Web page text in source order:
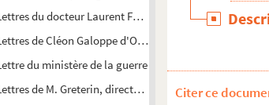
du docteur Laurent Fossati
de Cléon Galoppe d'Onquaire
du ministère de la guerre
de M. Greterin, directeur des douanes
Citer ce